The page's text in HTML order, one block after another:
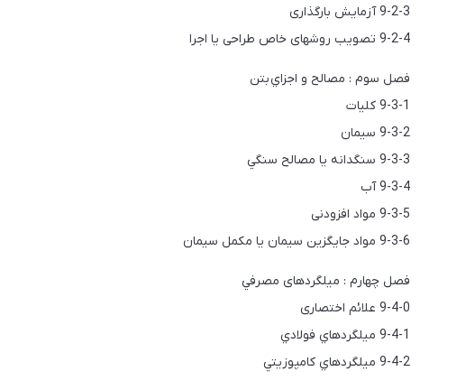
9-2-3 آزمایش بارگذاری
9-2-4 تصویب روشهای خاص طراحی یا اجرا
فصل سوم : مصالح و اجزاي بتن
9-3-1 کلیات
9-3-2 سیمان
9-3-3 سنگدانه يا مصالح سنگي
9-3-4 آب
9-3-5 مواد افزودنی
9-3-6 مواد جایگزین سیمان يا مكمل سيمان
فصل چهارم : میلگردهای مصرفي
9-4-0 علائم اختصاری
9-4-1 ميلگردهاي فولادي
9-4-2 ميلگردهاي كامپوزيتي